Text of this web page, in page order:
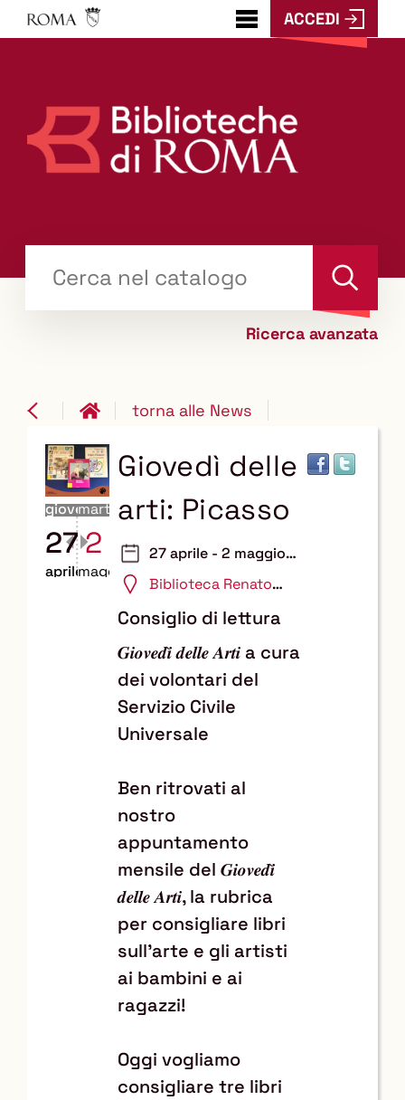
???
menu.button???
ACCEDI
il tuo libro "Catalogo"
Cerca
Ricerca avanzata
torna alle News
giovedì
27
aprile
martedì
2
maggio
Giovedì delle
arti: Picasso
27 aprile - 2 maggio
2023
Biblioteca Renato
Consiglio di lettura
𝑮𝒊𝒐𝒗𝒆𝒅𝒊̀ 𝒅𝒆𝒍𝒍𝒆 𝑨𝒓𝒕𝒊 a cura
dei volontari del
Servizio Civile
Universale
Ben ritrovati al
nostro
appuntamento
mensile del𝑮𝒊𝒐𝒗𝒆𝒅𝒊̀
𝒅𝒆𝒍𝒍𝒆 𝑨𝒓𝒕𝒊, la rubrica
per consigliare libri
sull’arte e gli artisti
ai bambini e ai
ragazzi!
Oggivogliamo
consigliare tre libri